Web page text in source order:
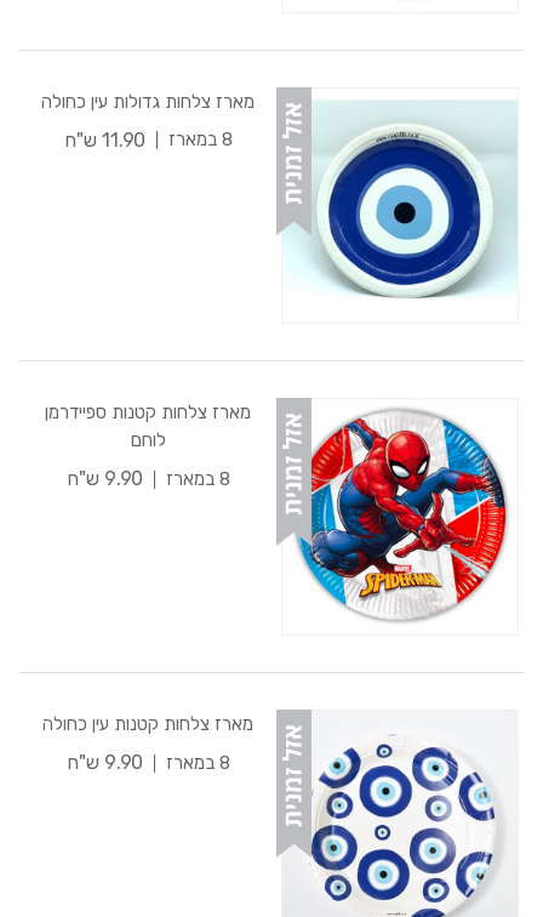
מארז צלחות גדולות עין כחולה
8 במארז
11.90 ש"ח
מארז צלחות קטנות ספיידרמן
לוחם
8 במארז
9.90 ש"ח
מארז צלחות קטנות עין כחולה
8 במארז
9.90 ש"ח